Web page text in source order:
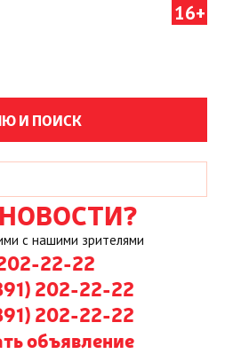
16+
И ПОИСК
с нашими зрителями
22-22
202-22-22
202-22-22
объявление